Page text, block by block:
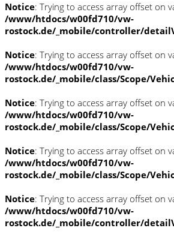
Notice: Trying to access array offset on
/www/htdocs/w00fd710/vw-
rostock.de/_mobile/controller/
Notice: Trying to access array offset on
/www/htdocs/w00fd710/vw-
rostock.de/_mobile/class/Scope/
Notice: Trying to access array offset on
/www/htdocs/w00fd710/vw-
rostock.de/_mobile/class/Scope/
Notice: Trying to access array offset on
/www/htdocs/w00fd710/vw-
rostock.de/_mobile/class/Scope/
Notice: Trying to access array offset on
/www/htdocs/w00fd710/vw-
rostock.de/_mobile/controller/